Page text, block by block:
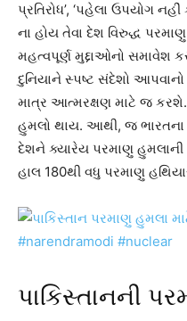
પ્રતિરોધ’, ‘પહેલા ઉપયોગ
ના હોય તેવા દેશ વિરુદ્ધ
મહત્વપૂર્ણ મુદ્દાઓનો સમાવેશ
દુનિયાને સ્પષ્ટ સંદેશો
માત્ર આત્મરક્ષણ માટે જ
હુમલો થાય. આથી, જ
દેશને ક્યારેય પરમાણુ
હાલ 180થી વધુ પરમાણુ
પાકિસ્તાનની